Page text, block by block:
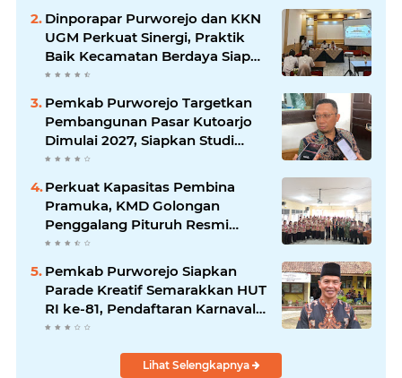
Dinporapar Purworejo dan KKN
UGM Perkuat Sinergi, Praktik
Baik Kecamatan Berdaya Siap
Direplikasi
Pemkab Purworejo Targetkan
Pembangunan Pasar Kutoarjo
Dimulai 2027, Siapkan Studi
Kelayakan hingga DED
Perkuat Kapasitas Pembina
Pramuka, KMD Golongan
Penggalang Pituruh Resmi
Dimulai
Pemkab Purworejo Siapkan
Parade Kreatif Semarakkan HUT
RI ke-81, Pendaftaran Karnaval
Resmi Dibuka
Lihat Selengkapnya